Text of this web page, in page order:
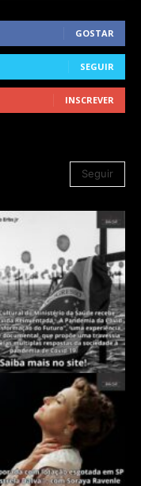
GOSTAR
SEGUIR
INSCREVER
Seguir